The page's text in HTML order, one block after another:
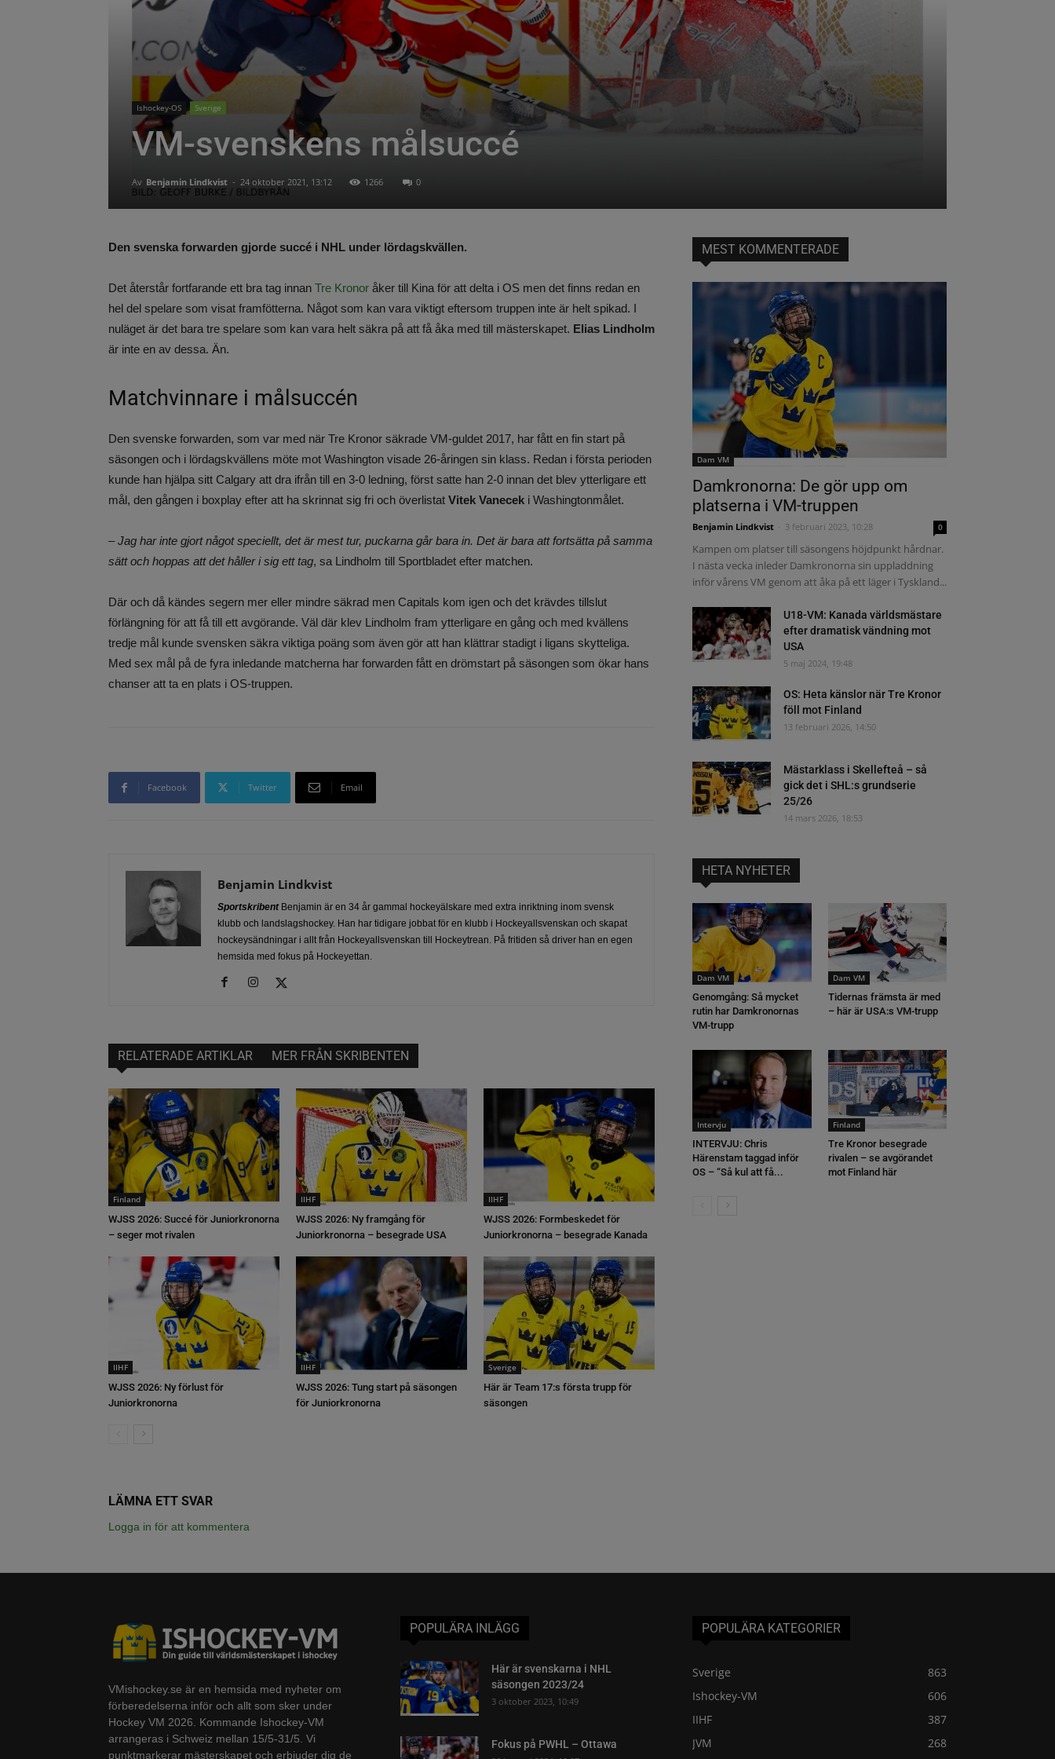
Ishockey-OS Sverige
VM-svenskens målsuccé
Av Benjamin Lindkvist - 24 oktober 2021, 13:12 1266 0
Den svenska forwarden gjorde succé i NHL under lördagskvällen.
Det återstår fortfarande ett bra tag innan Tre Kronor åker till Kina för att delta i OS men det finns redan en
hel del spelare som visat framfötterna. Något som kan vara viktigt eftersom truppen inte är helt spikad. I
nuläget är det bara tre spelare som kan vara helt säkra på att få åka med till mästerskapet. Elias Lindholm
är inte en av dessa. Än.
Matchvinnare i målsuccén
Den svenske forwarden, som var med när Tre Kronor säkrade VM-guldet 2017, har fått en fin start på
säsongen och i lördagskvällens möte mot Washington visade 26-åringen sin klass. Redan i första perioden
kunde han hjälpa sitt Calgary att dra ifrån till en 3-0 ledning, först satte han 2-0 innan det blev ytterligare ett
mål, den gången i boxplay efter att ha skrinnat sig fri och överlistat Vitek Vanecek i Washingtonmålet.
– Jag har inte gjort något speciellt, det är mest tur, puckarna går bara in. Det är bara att fortsätta på samma
sätt och hoppas att det håller i sig ett tag, sa Lindholm till Sportbladet efter matchen.
Där och då kändes segern mer eller mindre säkrad men Capitals kom igen och det krävdes tillslut
förlängning för att få till ett avgörande. Väl där klev Lindholm fram ytterligare en gång och med kvällens
tredje mål kunde svensken säkra viktiga poäng som även gör att han klättrar stadigt i ligans skytteliga.
Med sex mål på de fyra inledande matcherna har forwarden fått en drömstart på säsongen som ökar hans
chanser att ta en plats i OS-truppen.
Facebook Twitter Email
Benjamin Lindkvist
SportskribentBenjamin är en 34 år gammal hockeyälskare med extra inriktning inom svensk
klubb och landslagshockey. Han har tidigare jobbat för en klubb i Hockeyallsvenskan och skapat
hockeysändningar i allt från Hockeyallsvenskan till Hockeytrean. På fritiden så driver han en egen
hemsida med fokus på Hockeyettan.
RELATERADE ARTIKLAR MER FRÅN SKRIBENTEN
Finland
WJSS 2026: Succé för Juniorkronorna
– seger mot rivalen
IIHF
WJSS 2026: Ny framgång för
Juniorkronorna – besegrade USA
IIHF
WJSS 2026: Formbeskedet för
Juniorkronorna – besegrade Kanada
IIHF
WJSS 2026: Ny förlust för
Juniorkronorna
IIHF
WJSS 2026: Tung start på säsongen
för Juniorkronorna
Sverige
Här är Team 17:s första trupp för
säsongen
LÄMNA ETT SVAR
Logga in för att kommentera
MEST KOMMENTERADE
Dam VM
Damkronorna: De gör upp om
platserna i VM-truppen
Benjamin Lindkvist 3 februari 2023, 10:28 0
Kampen om platser till säsongens höjdpunkt hårdnar.
I nästa vecka inleder Damkronorna sin uppladdning
inför vårens VM genom att åka på ett läger i Tyskland...
U18-VM: Kanada världsmästare
efter dramatisk vändning mot
USA
5 maj 2024, 19:48
OS: Heta känslor när Tre Kronor
föll mot Finland
13 februari 2026, 14:50
Mästarklass i Skellefteå – så
gick det i SHL:s grundserie
25/26
14 mars 2026, 18:53
HETA NYHETER
Dam VM
Genomgång: Så mycket
rutin har Damkronornas
VM-trupp
Dam VM
Tidernas främsta är med
– här är USA:s VM-trupp
Intervju
INTERVJU: Chris
Härenstam taggad inför
OS – “Så kul att få...
Finland
Tre Kronor besegrade
rivalen – se avgörandet
mot Finland här
VMishockey.se är en hemsida med nyheter om
förberedelserna inför och allt som sker under
Hockey VM 2026. Kommande Ishockey-VM
arrangeras i Schweiz mellan 15/5-31/5. Vi
punktmarkerar mästerskapet och erbjuder dig de
POPULÄRA INLÄGG
Här är svenskarna i NHL
säsongen 2023/24
3 oktober 2023, 10:49
Fokus på PWHL – Ottawa
POPULÄRA KATEGORIER
Sverige
863
Ishockey-VM
606
IIHF
387
JVM
268